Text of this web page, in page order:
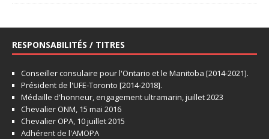
RESPONSABILITÉS / TITRES
Conseiller consulaire pour l'Ontario et le Manitoba [2014-2021].
Président de l'UFE-Toronto [2014-2018].
Médaille d'honneur, engagement ultramarin, juillet 2023
Chevalier ONM, 15 mai 2016
Chevalier OPA, 10 juillet 2015
Adhérent de l'AMOPA